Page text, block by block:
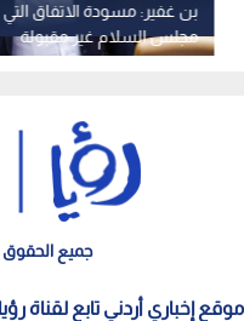
بن غفير: مسودة الاتفاق
مجلس السلام غير مقبولة
جميع الحقوق
موقع إخباري أردني تابع لقناة